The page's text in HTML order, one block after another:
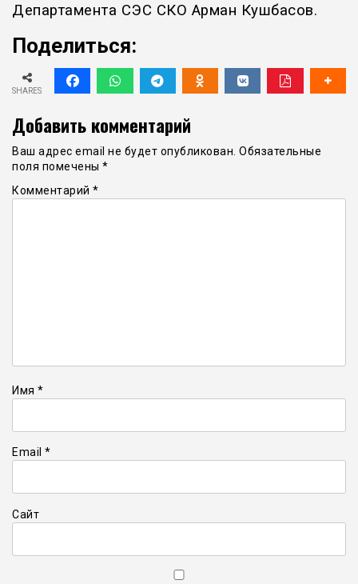
Департамента СЭС СКО Арман Кушбасов.
Поделиться:
SHARES
Добавить комментарий
Ваш адрес email не будет опубликован. Обязательные
поля помечены *
Комментарий *
Имя *
Email *
Сайт